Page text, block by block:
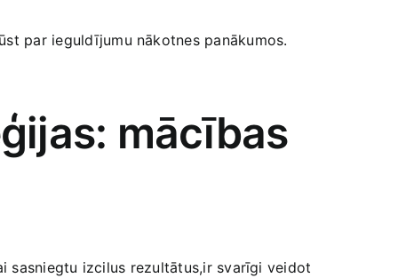
par ieguldījumu nākotnes panākumos.
mācības
sasniegtu‍ izcilus rezultātus,ir svarīgi‍ veidot